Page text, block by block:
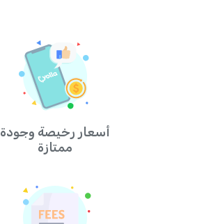
أسعار رخيصة وجودة
ممتازة